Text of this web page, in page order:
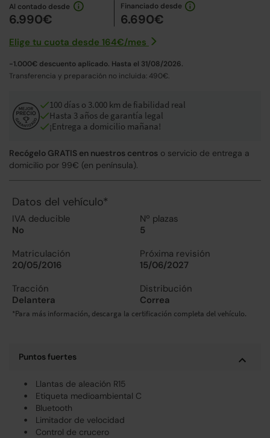
Al contado desde
6.990€
Financiado desde
6.690€
Elige tu cuota desde 164€/mes
-1.000€ descuento aplicado. Hasta el 31/08/2026.
Transferencia y preparación no incluida: 490€.
100 días o 3.000 km de fiabilidad real
Hasta 3 años de garantía legal
¡Entrega a domicilio mañana!
Recógelo GRATIS en nuestros centros o servicio de entrega a
domicilio por 99€ (en península).
Datos del vehículo*
IVA deducible
No
Nº plazas
5
Matriculación
20/05/2016
Próxima revisión
15/06/2027
Tracción
Delantera
Distribución
Correa
*Para más información, descarga la certificación completa del vehículo.
Puntos fuertes
Llantas de aleación R15
Etiqueta medioambiental C
Bluetooth
Limitador de velocidad
Control de crucero